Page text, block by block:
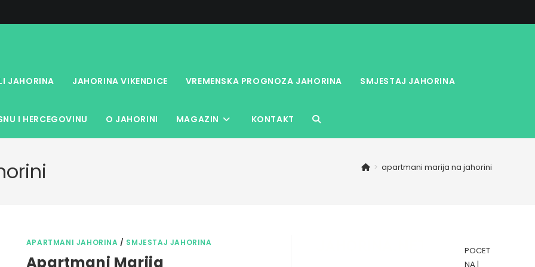
JAHORINA JAHORINA VIKENDICE VREMENSKA PROGNOZA JAHORINA SMJESTAJ JAHORINA
I HERCEGOVINU O JAHORINI MAGAZIN KONTAKT TOGGLE
> apartmani marija na jahorini
APARTMANI JAHORINA / SMJESTAJ JAHORINA
Apartmani Marija
POCET
NA|